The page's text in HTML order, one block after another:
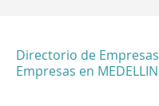
Directorio de Empresas
Empresas en MEDELLIN